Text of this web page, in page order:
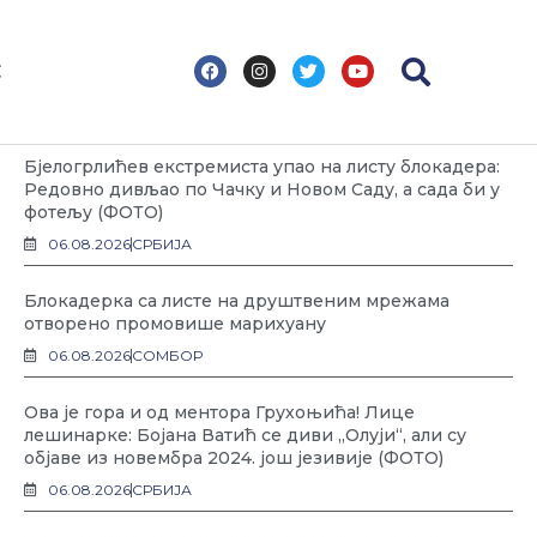
F
a
o
o
k
I
n
g
r
a
m
T
w
e
r
Y
o
b
e
Бјелогрлићев екстремиста упао на листу блокадера:
Редовно дивљао по Чачку и Новом Саду, а сада би у
фотељу (ФОТО)
06.08.2026СРБИЈА
Блокадерка са листе на друштвеним мрежама
отворено промовише марихуану
06.08.2026СОМБОР
Ова је гора и од ментора Грухоњића! Лице
лешинарке: Бојана Ватић се диви „Олуји“, али су
објаве из новембра 2024. још језивије (ФОТО)
06.08.2026СРБИЈА